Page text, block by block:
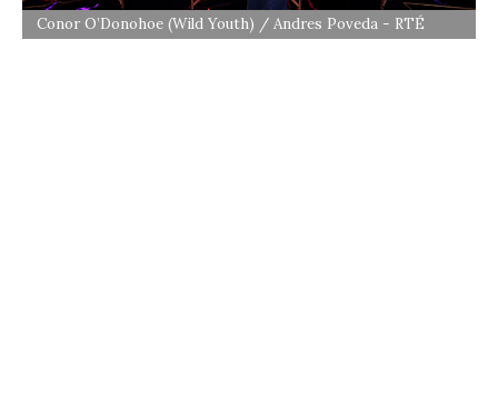
Conor O’Donohoe (Wild Youth) / Andres Poveda - RTÉ